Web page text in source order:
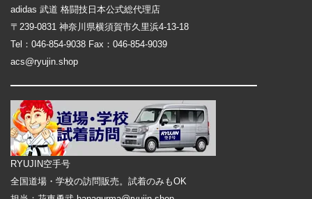
adidas 武道 格闘技日本公式総代理店
〒239-0831 神奈川県横須賀市久里浜4-13-18
Tel：046-854-9038 Fax：046-854-9039
acs@ryujin.shop
RYUJIN空手号
全国道場・学校の訪問販売。試着のみもOK